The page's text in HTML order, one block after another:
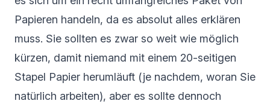
Papieren handeln, da es absolut alles erklären
muss. Sie sollten es zwar so weit wie möglich
kürzen, damit niemand mit einem 20-seitigen
Stapel Papier herumläuft (je nachdem, woran Sie
natürlich arbeiten), aber es sollte dennoch